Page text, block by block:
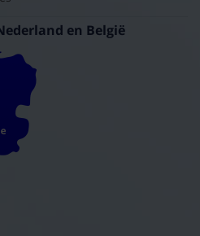
en België